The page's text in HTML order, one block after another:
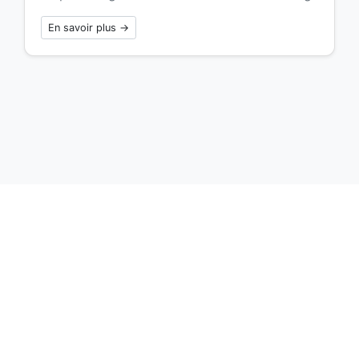
En savoir plus →